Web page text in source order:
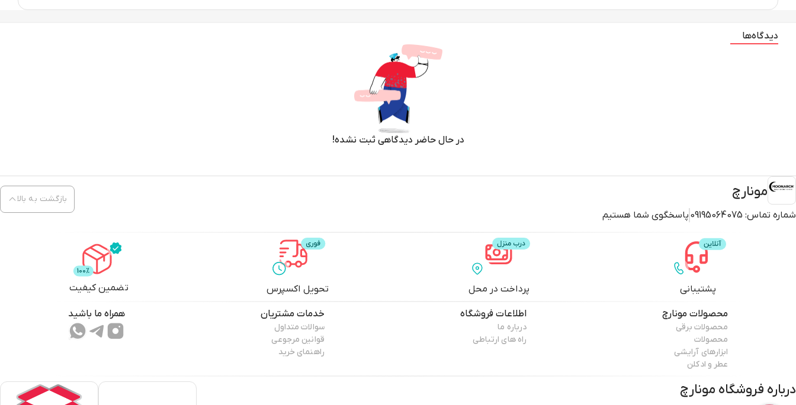
دیدگاه‌ها
در حال حاضر دیدگاهی ثبت نشده!
مونارچ
شماره تماس: 09195064075 پاسخگوی شما هستیم
بازگشت به بالا
پشتیبانی پرداخت در محل تحویل اکسپرس تضمین کیفیت
محصولات مونارچ
محصولات برقی
محصولات
ابزارهای آرایشی
عطر و ادکلن
اطلاعات فروشگاه
درباره ما
راه های ارتباطی
خدمات مشتریان
سوالات متداول
قوانین مرجوعی
راهنمای خرید
همراه ما باشید
درباره فروشگاه مونارچ